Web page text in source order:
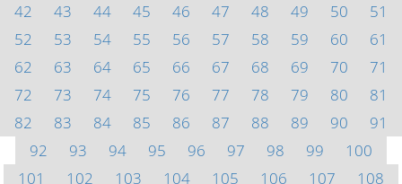
42
43 44 45 46 47 48 49 50
51
52
53 54 55 56 57 58 59 60
61
62
63 64 65 66 67 68 69 70
71
72
73 74 75 76 77 78 79 80
81
82
83 84 85 86 87 88 89 90
91
92
93 94 95 96 97 98 99
100
101
102 103 104 105 106 107
108